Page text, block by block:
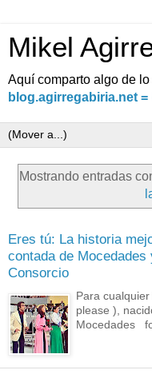
Mikel
Aquí comparto algo de
blog.agirregabiria.net
Mostrando entradas
Eres tú: La historia
contada de Mocedades
Consorcio
Para
please ),
Mocedades